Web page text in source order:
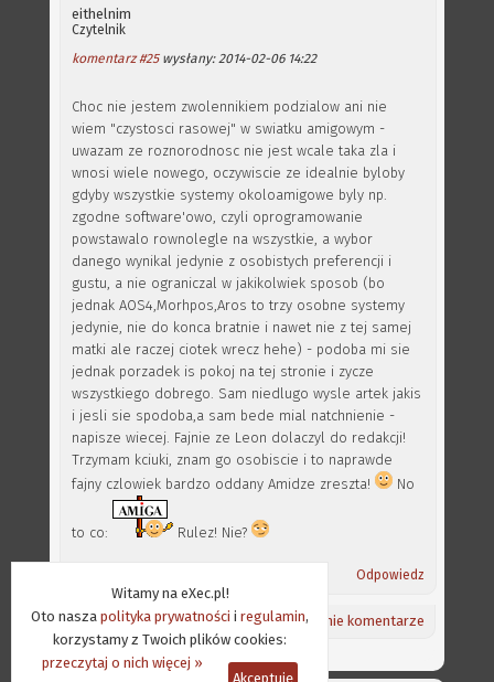
Witamy na eXec.pl!
Oto nasza polityka prywatności i regulamin,
korzystamy z Twoich plików cookies:
przeczytaj o nich więcej »
Akceptuję
eithelnim
Czytelnik
komentarz #25wysłany: 2014-02-06 14:22
Choc nie jestem zwolennikiem podzialow ani nie
wiem "czystosci rasowej" w swiatku amigowym -
uwazam ze roznorodnosc nie jest wcale taka zla i
wnosi wiele nowego, oczywiscie ze idealnie byloby
gdyby wszystkie systemy okoloamigowe byly np.
zgodne software'owo, czyli oprogramowanie
powstawalo rownolegle na wszystkie, a wybor
danego wynikal jedynie z osobistych preferencji i
gustu, a nie ograniczal w jakikolwiek sposob (bo
jednak AOS4,Morhpos,Aros to trzy osobne systemy
jedynie, nie do konca bratnie i nawet nie z tej samej
matki ale raczej ciotek wrecz hehe) - podoba mi sie
jednak porzadek is pokoj na tej stronie i zycze
wszystkiego dobrego. Sam niedlugo wysle artek jakis
i jesli sie spodoba,a sam bede mial natchnienie -
napisze wiecej. Fajnie ze Leon dolaczyl do redakcji!
Trzymam kciuki, znam go osobiscie i to naprawde
fajny czlowiek bardzo oddany Amidze zreszta!
No
to co: Rulez! Nie?
Odpowiedz
Powrót na górę ⇑/Aktualności/Ostatnie komentarze